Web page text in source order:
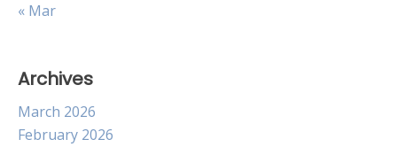
« Mar
Archives
March 2026
February 2026